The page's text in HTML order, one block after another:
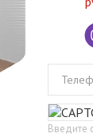
Введите